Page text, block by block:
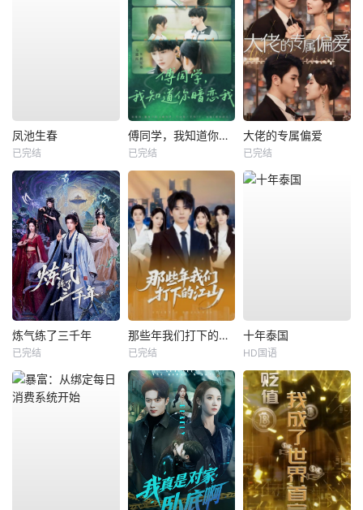
凤池生春
已完结
傅同学，我知道你暗恋我
已完结
大佬的专属偏爱
已完结
炼气练了三千年
已完结
那些年我们打下的江山
已完结
十年泰国
HD国语